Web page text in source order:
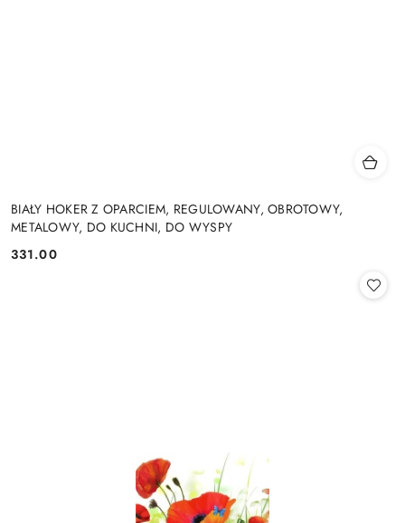
BIAŁY HOKER Z OPARCIEM, REGULOWANY, OBROTOWY,
METALOWY, DO KUCHNI, DO WYSPY
Cena:
331.00